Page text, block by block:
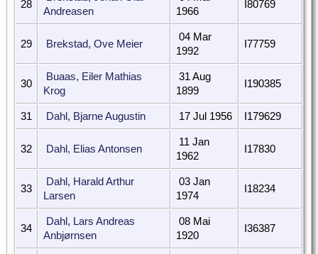
28
Andreasen
1966
I80769
29 Brekstad, Ove Meier
04 Mar
1992
I77759
30
Buaas, Eiler Mathias
Krog
31 Aug
1899
I190385
31 Dahl, Bjarne Augustin 17 Jul 1956 I179629
32 Dahl, Elias Antonsen
11 Jan
1962
I17830
33
Dahl, Harald Arthur
Larsen
03 Jan
1974
I18234
34
Dahl, Lars Andreas
Anbjørnsen
08 Mai
1920
I36387